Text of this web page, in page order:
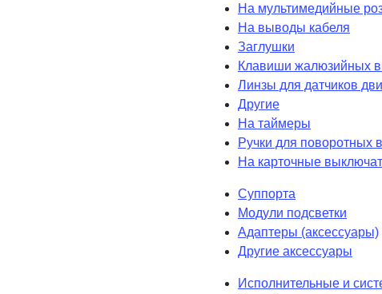
На мультимедийные
На выводы кабеля
Заглушки
Клавиши жалюзийных
Линзы для датчиков
Другие
На таймеры
Ручки для поворотных
На карточные
Суппорта
Модули подсветки
Адаптеры (аксессуары)
Другие аксессуары
Исполнительные и